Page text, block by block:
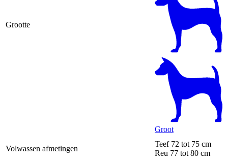
Grootte
Groot
Volwassen afmetingen
Teef 72 tot 75 cm
Reu 77 tot 80 cm